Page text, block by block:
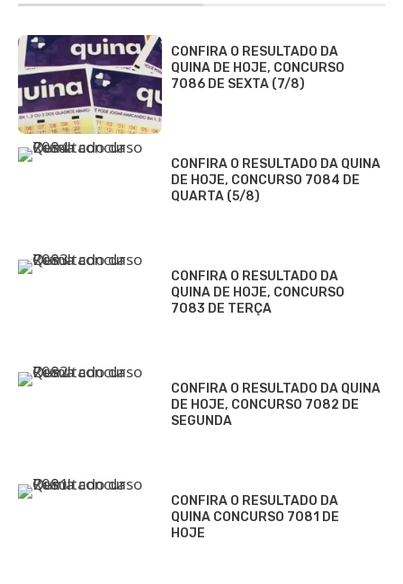
CONFIRA O RESULTADO DA
QUINA DE HOJE, CONCURSO
7086 DE SEXTA (7/8)
CONFIRA O RESULTADO DA QUINA
DE HOJE, CONCURSO 7084 DE
QUARTA (5/8)
CONFIRA O RESULTADO DA
QUINA DE HOJE, CONCURSO
7083 DE TERÇA
CONFIRA O RESULTADO DA QUINA
DE HOJE, CONCURSO 7082 DE
SEGUNDA
CONFIRA O RESULTADO DA
QUINA CONCURSO 7081 DE
HOJE